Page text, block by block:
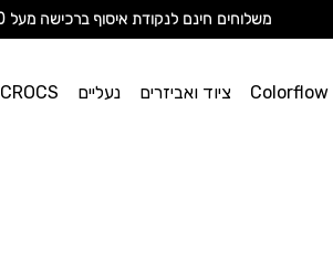
משלוחים חינם לנקודת איסוף ברכישה מעל 149.90 ש"ח
וי אן
ציוד ואביזרים נעליים CROCS